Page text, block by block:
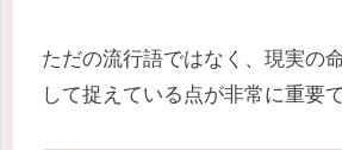
ただの流行語ではなく、現実の
して捉えている点が非常に重要で